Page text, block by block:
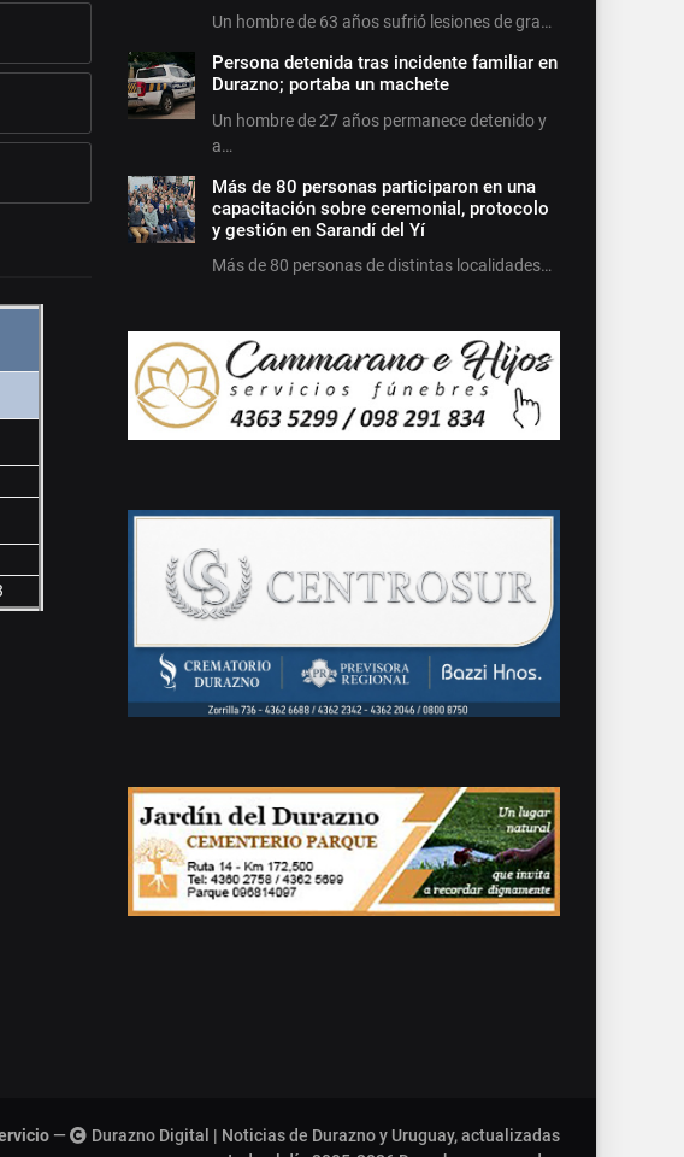
Un hombre de 63 años sufrió lesiones de gra…
Persona detenida tras incidente familiar en
Durazno; portaba un machete
Un hombre de 27 años permanece detenido y
a…
Más de 80 personas participaron en una
capacitación sobre ceremonial, protocolo
y gestión en Sarandí del Yí
Más de 80 personas de distintas localidades…
—
Durazno Digital | Noticias de Durazno y Uruguay, actualizadas